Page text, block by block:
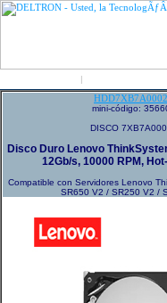
|
mini-código:
DISCO
Disco Duro Lenovo
12Gb/s, 10000 RPM,
Compatible con Servidores Lenovo
SR650 V2 / SR250 V2 /